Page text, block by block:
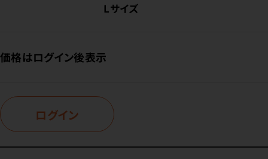
Lサイズ
価格はログイン後表示
ログイン